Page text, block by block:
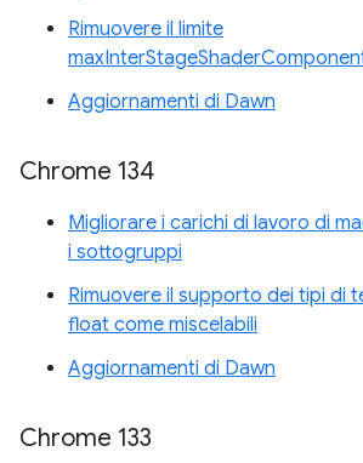
Rimuovere il limite
Aggiornamenti di Dawn
Chrome 134
Migliorare i carichi di lavoro di
i sottogruppi
Rimuovere il supporto dei tipi di
float come miscelabili
Aggiornamenti di Dawn
Chrome 133